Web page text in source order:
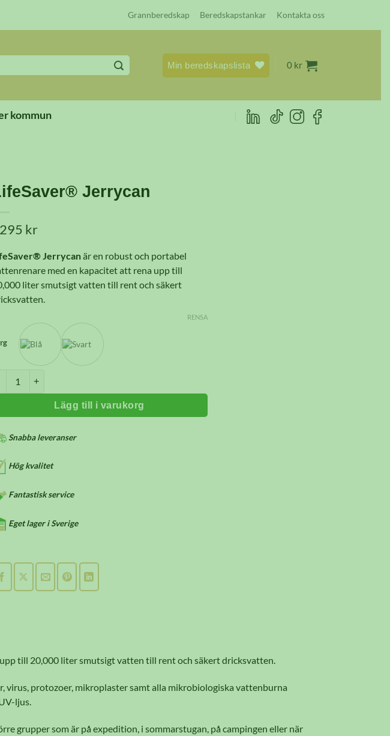
Grannberedskap Beredskapstankar Kontakta oss
Min beredskapslista 0 kr
kommun
Jerrycan
kr
Jerrycanär en robust och portabel
med en kapacitet att rena upp till
liter smutsigt vatten till rent och säkert
RENSA
Lägg till i varukorg
Snabba leveranser
Hög kvalitet
Fantastisk service
Eget lager i Sverige
till 20,000 liter smutsigt vatten till rent och säkert dricksvatten.
protozoer, mikroplaster samt alla mikrobiologiska vattenburna
ljus.
grupper som är på expedition, i sommarstugan, på campingen eller när